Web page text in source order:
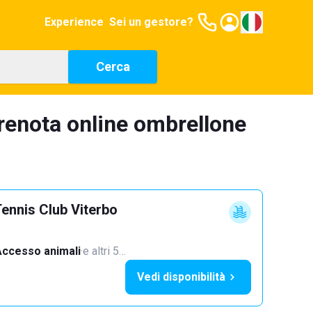
Experience Sei un gestore?
Cerca
online ombrellone
Club Viterbo
animali·e altri 5…
Vedi disponibilità